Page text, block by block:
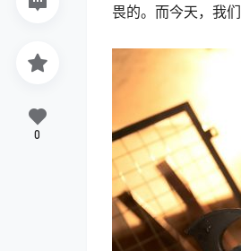
畏的。而今天，我
0